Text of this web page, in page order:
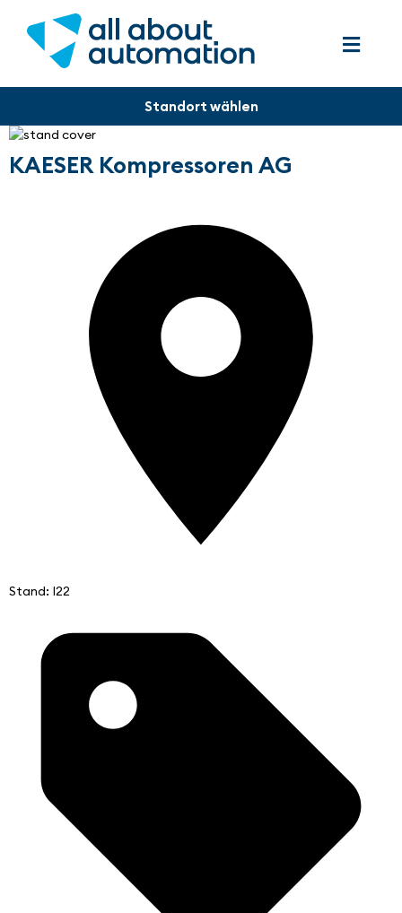
KAESER Kompressoren AG
Stand: I22